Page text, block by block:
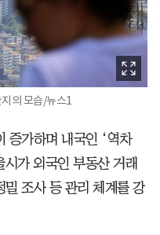
의 모습/뉴스1
증가하며 내국인 ‘역차
가 외국인 부동산 거래
밀 조사 등 관리 체계를 강